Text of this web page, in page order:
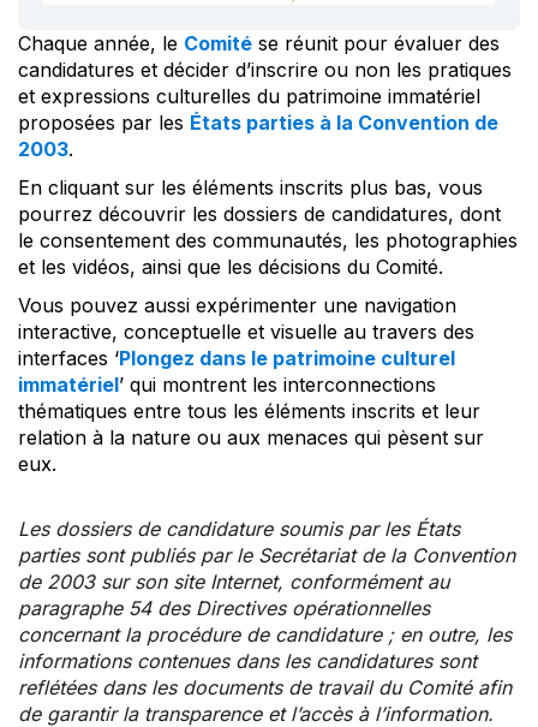
Chaque année, le Comité se réunit pour évaluer des
candidatures et décider d’inscrire ou non les pratiques
et expressions culturelles du patrimoine immatériel
proposées par les États parties à la Convention de
2003.
En cliquant sur les éléments inscrits plus bas, vous
pourrez découvrir les dossiers de candidatures, dont
le consentement des communautés, les photographies
et les vidéos, ainsi que les décisions du Comité.
Vous pouvez aussi expérimenter une navigation
interactive, conceptuelle et visuelle au travers des
interfaces ‘Plongez dans le patrimoine culturel
immatériel’ qui montrent les interconnections
thématiques entre tous les éléments inscrits et leur
relation à la nature ou aux menaces qui pèsent sur
eux.
Les dossiers de candidature soumis par les États
parties sont publiés par le Secrétariat de la Convention
de 2003 sur son site Internet, conformément au
paragraphe 54 des Directives opérationnelles
concernant la procédure de candidature ; en outre, les
informations contenues dans les candidatures sont
reflétées dans les documents de travail du Comité afin
de garantir la transparence et l’accès à l’information.